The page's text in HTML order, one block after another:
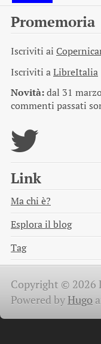
Promemoria
Iscriviti ai
Iscriviti aLibreItalia
Novità:dal 31
commenti passati
Link
Ma chi è?
Esplora il blog
Tag
Copyright © 2026
Powered byHugo